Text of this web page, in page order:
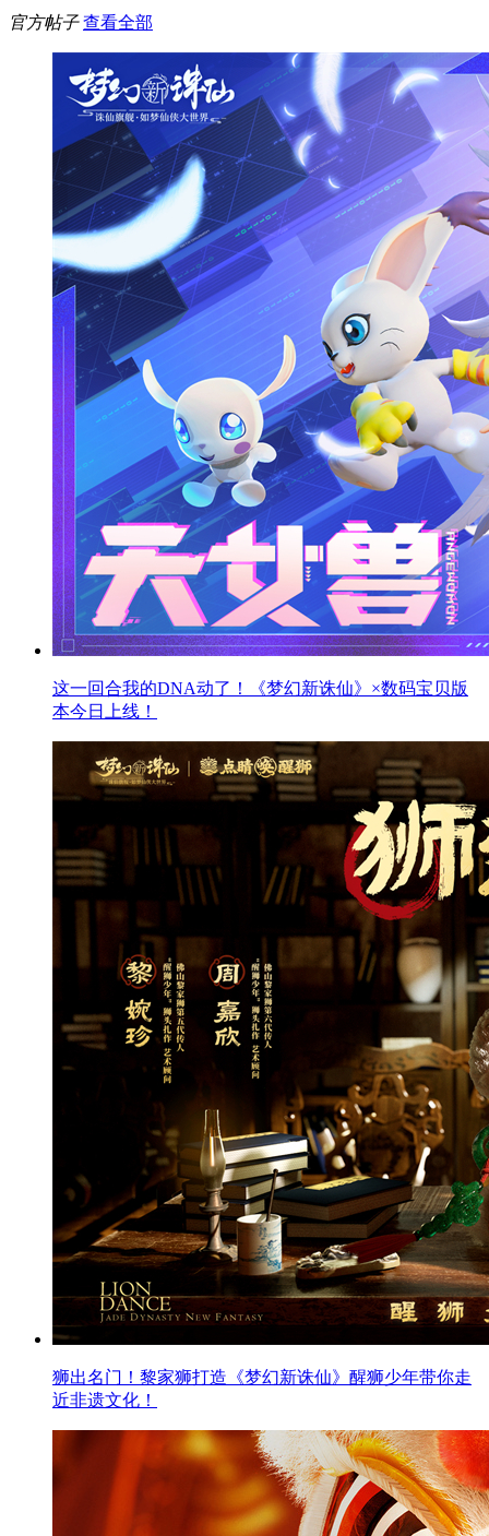
官方帖子 查看全部
这一回合我的DNA动了！《梦幻新诛仙》×数码宝贝版
本今日上线！
狮出名门！黎家狮打造《梦幻新诛仙》醒狮少年带你走
近非遗文化！